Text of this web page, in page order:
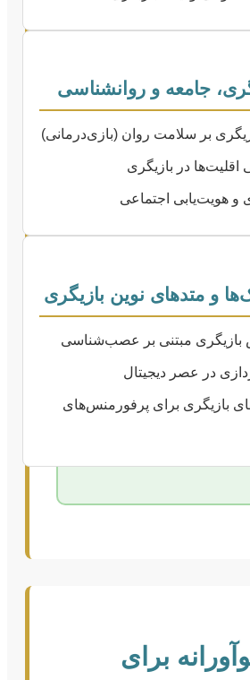
جامعه و روانشناسی
بر سلامت روان (بازی‌درمانی)
اقلیت‌ها در بازیگری
و هویت‌یابی اجتماعی
بازیگری مبتنی بر عصب‌شناسی
در عصر دیجیتال
بازیگری برای پرفورمنس‌های
برای